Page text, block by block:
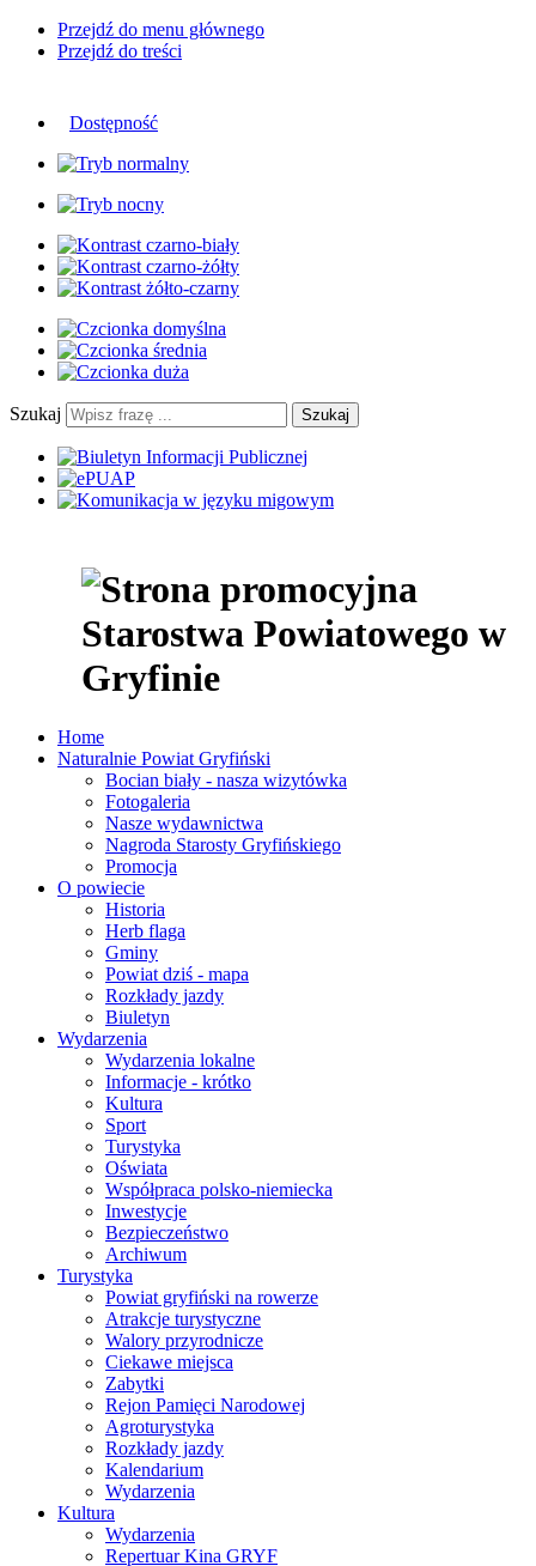
Przejdź do menu głównego
Przejdź do treści
Dostępność
Szukaj Szukaj
Home
Naturalnie Powiat Gryfiński
Bocian biały - nasza wizytówka
Fotogaleria
Nasze wydawnictwa
Nagroda Starosty Gryfińskiego
Promocja
O powiecie
Historia
Herb flaga
Gminy
Powiat dziś - mapa
Rozkłady jazdy
Biuletyn
Wydarzenia
Wydarzenia lokalne
Informacje - krótko
Kultura
Sport
Turystyka
Oświata
Współpraca polsko-niemiecka
Inwestycje
Bezpieczeństwo
Archiwum
Turystyka
Powiat gryfiński na rowerze
Atrakcje turystyczne
Walory przyrodnicze
Ciekawe miejsca
Zabytki
Rejon Pamięci Narodowej
Agroturystyka
Rozkłady jazdy
Kalendarium
Wydarzenia
Kultura
Wydarzenia
Repertuar Kina GRYF